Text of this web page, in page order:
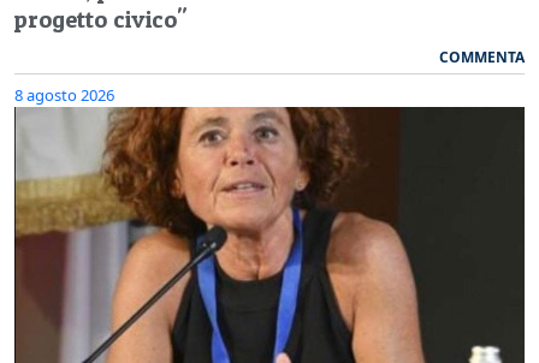
progetto civico"
COMMENTA
8 agosto 2026